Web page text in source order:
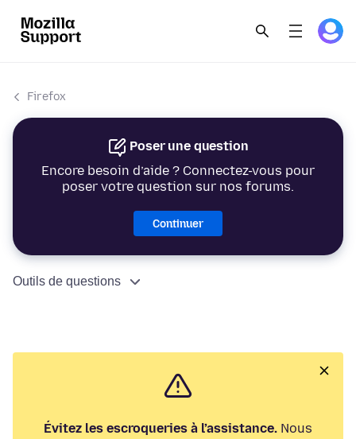
Firefox
Poser une question
Encore besoin d’aide ? Connectez-vous pour
poser votre question sur nos forums.
Continuer
Outils de questions
Évitez les escroqueries à l’assistance. Nous